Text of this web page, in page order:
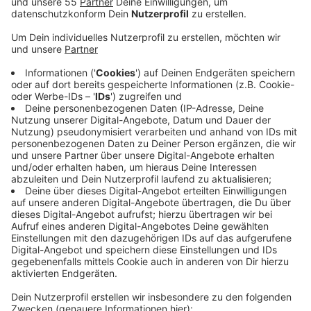
Anzeige
Die Maßnahmen sorgten nahezu täglich für
Verzögerungen von bis zu einer Stunde, was
besonders die rund 20.000 Grenzpendler im Alltag
stark belaste, heißt es aus dem Euregio-Haus in Kleve
auf Anfrage der NRZ. Auch Handel und Logistik
spürten die Folgen deutlich, weil Kunden ausblieben
und Lieferungen ins Stocken gerieten. Nach
Einschätzung der Euregio senden die strengen
Kontrollen außerdem ein negatives Signal an die
Menschen in der Grenzregion. Sie würden dem
europäischen Gedanken offener Grenzen
widersprechen. Die Euregio fordert deshalb, ab dem
15. September wieder zu den früheren,
Wirtschaft und Bevölkerung zu entlasten.